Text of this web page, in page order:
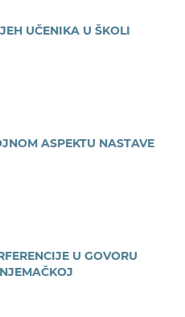
UČENIKA U ŠKOLI
ASPEKTU NASTAVE
U GOVORU